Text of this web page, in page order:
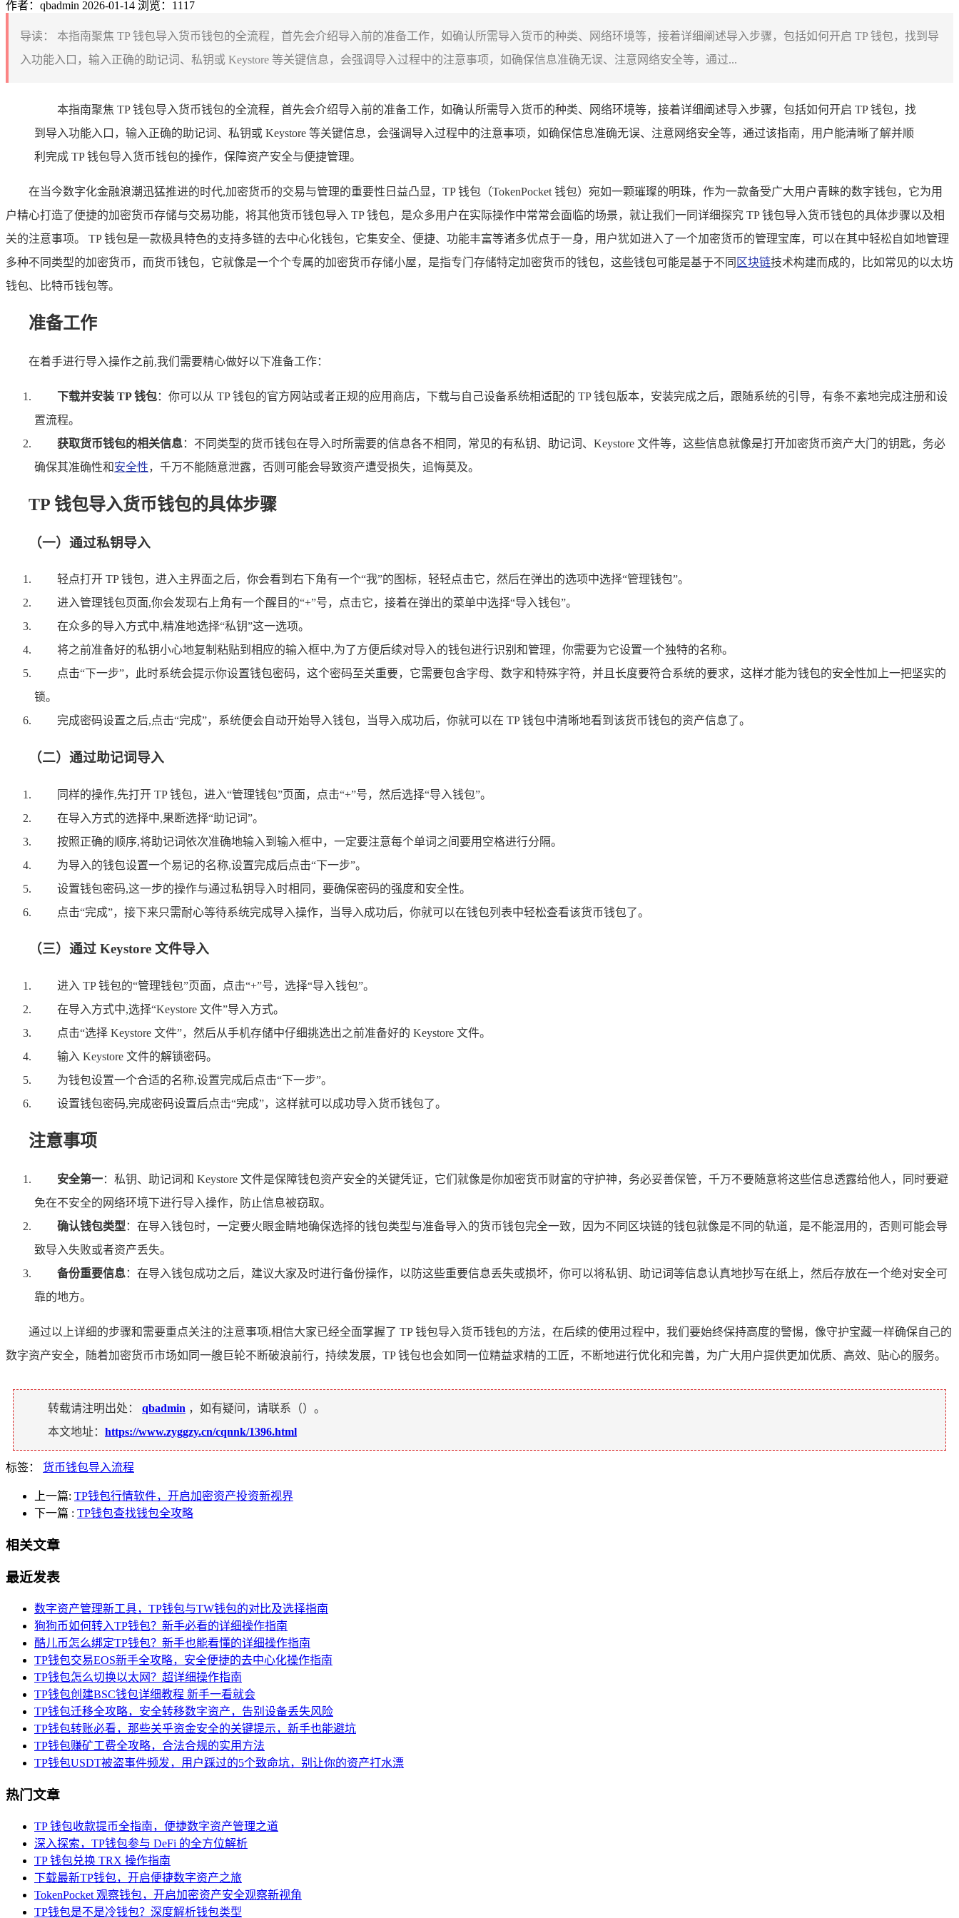
作者：qbadmin 2026-01-14 浏览：1117
导读：
本指南聚焦 TP 钱包导入货币钱包的全流程，首先会介绍导入前的准备工作，如确认所需导入货币的种类、网络环境等，接着详细阐述导入步骤，包括如何开启 TP 钱包，找到导
入功能入口，输入正确的助记词、私钥或 Keystore 等关键信息，会强调导入过程中的注意事项，如确保信息准确无误、注意网络安全等，通过...
本指南聚焦 TP 钱包导入货币钱包的全流程，首先会介绍导入前的准备工作，如确认所需导入货币的种类、网络环境等，接着详细阐述导入步骤，包括如何开启 TP 钱包，找
到导入功能入口，输入正确的助记词、私钥或 Keystore 等关键信息，会强调导入过程中的注意事项，如确保信息准确无误、注意网络安全等，通过该指南，用户能清晰了解并顺
利完成 TP 钱包导入货币钱包的操作，保障资产安全与便捷管理。
在当今数字化金融浪潮迅猛推进的时代,加密货币的交易与管理的重要性日益凸显，TP 钱包（TokenPocket 钱包）宛如一颗璀璨的明珠，作为一款备受广大用户青睐的数字钱包，它为用
户精心打造了便捷的加密货币存储与交易功能，将其他货币钱包导入 TP 钱包，是众多用户在实际操作中常常会面临的场景，就让我们一同详细探究 TP 钱包导入货币钱包的具体步骤以及相
关的注意事项。 TP 钱包是一款极具特色的支持多链的去中心化钱包，它集安全、便捷、功能丰富等诸多优点于一身，用户犹如进入了一个加密货币的管理宝库，可以在其中轻松自如地管理
多种不同类型的加密货币，而货币钱包，它就像是一个个专属的加密货币存储小屋，是指专门存储特定加密货币的钱包，这些钱包可能是基于不同 区块链技术构建而成的，比如常见的以太坊
钱包、比特币钱包等。
准备工作
在着手进行导入操作之前,我们需要精心做好以下准备工作：
下载并安装 TP 钱包：你可以从 TP 钱包的官方网站或者正规的应用商店，下载与自己设备系统相适配的 TP 钱包版本，安装完成之后，跟随系统的引导，有条不紊地完成注册和设
置流程。
获取货币钱包的相关信息：不同类型的货币钱包在导入时所需要的信息各不相同，常见的有私钥、助记词、Keystore 文件等，这些信息就像是打开加密货币资产大门的钥匙，务必
确保其准确性和安全性，千万不能随意泄露，否则可能会导致资产遭受损失，追悔莫及。
TP 钱包导入货币钱包的具体步骤
（一）通过私钥导入
轻点打开 TP 钱包，进入主界面之后，你会看到右下角有一个“我”的图标，轻轻点击它，然后在弹出的选项中选择“管理钱包”。
进入管理钱包页面,你会发现右上角有一个醒目的“+”号，点击它，接着在弹出的菜单中选择“导入钱包”。
在众多的导入方式中,精准地选择“私钥”这一选项。
将之前准备好的私钥小心地复制粘贴到相应的输入框中,为了方便后续对导入的钱包进行识别和管理，你需要为它设置一个独特的名称。
点击“下一步”，此时系统会提示你设置钱包密码，这个密码至关重要，它需要包含字母、数字和特殊字符，并且长度要符合系统的要求，这样才能为钱包的安全性加上一把坚实的
锁。
完成密码设置之后,点击“完成”，系统便会自动开始导入钱包，当导入成功后，你就可以在 TP 钱包中清晰地看到该货币钱包的资产信息了。
（二）通过助记词导入
同样的操作,先打开 TP 钱包，进入“管理钱包”页面，点击“+”号，然后选择“导入钱包”。
在导入方式的选择中,果断选择“助记词”。
按照正确的顺序,将助记词依次准确地输入到输入框中，一定要注意每个单词之间要用空格进行分隔。
为导入的钱包设置一个易记的名称,设置完成后点击“下一步”。
设置钱包密码,这一步的操作与通过私钥导入时相同，要确保密码的强度和安全性。
点击“完成”，接下来只需耐心等待系统完成导入操作，当导入成功后，你就可以在钱包列表中轻松查看该货币钱包了。
（三）通过 Keystore 文件导入
进入 TP 钱包的“管理钱包”页面，点击“+”号，选择“导入钱包”。
在导入方式中,选择“Keystore 文件”导入方式。
点击“选择 Keystore 文件”，然后从手机存储中仔细挑选出之前准备好的 Keystore 文件。
输入 Keystore 文件的解锁密码。
为钱包设置一个合适的名称,设置完成后点击“下一步”。
设置钱包密码,完成密码设置后点击“完成”，这样就可以成功导入货币钱包了。
注意事项
安全第一：私钥、助记词和 Keystore 文件是保障钱包资产安全的关键凭证，它们就像是你加密货币财富的守护神，务必妥善保管，千万不要随意将这些信息透露给他人，同时要避
免在不安全的网络环境下进行导入操作，防止信息被窃取。
确认钱包类型 ：在导入钱包时，一定要火眼金睛地确保选择的钱包类型与准备导入的货币钱包完全一致，因为不同区块链的钱包就像是不同的轨道，是不能混用的，否则可能会导
致导入失败或者资产丢失。
备份重要信息：在导入钱包成功之后，建议大家及时进行备份操作，以防这些重要信息丢失或损坏，你可以将私钥、助记词等信息认真地抄写在纸上，然后存放在一个绝对安全可
靠的地方。
通过以上详细的步骤和需要重点关注的注意事项,相信大家已经全面掌握了 TP 钱包导入货币钱包的方法，在后续的使用过程中，我们要始终保持高度的警惕，像守护宝藏一样确保自己的
数字资产安全，随着加密货币市场如同一艘巨轮不断破浪前行，持续发展，TP 钱包也会如同一位精益求精的工匠，不断地进行优化和完善，为广大用户提供更加优质、高效、贴心的服务。
转载请注明出处： qbadmin ，如有疑问，请联系（）。
本文地址： https://www.zyggzy.cn/cqnnk/1396.html
标签： 货币钱包导入流程
上一篇: TP钱包行情软件，开启加密资产投资新视界
下一篇 : TP钱包查找钱包全攻略
相关文章
最近发表
数字资产管理新工具，TP钱包与TW钱包的对比及选择指南
狗狗币如何转入TP钱包？新手必看的详细操作指南
酷儿币怎么绑定TP钱包？新手也能看懂的详细操作指南
TP钱包交易EOS新手全攻略，安全便捷的去中心化操作指南
TP钱包怎么切换以太网？超详细操作指南
TP钱包创建BSC钱包详细教程 新手一看就会
TP钱包迁移全攻略，安全转移数字资产，告别设备丢失风险
TP钱包转账必看，那些关乎资金安全的关键提示，新手也能避坑
TP钱包赚矿工费全攻略，合法合规的实用方法
TP钱包USDT被盗事件频发，用户踩过的5个致命坑，别让你的资产打水漂
热门文章
TP 钱包收款提币全指南，便捷数字资产管理之道
深入探索，TP钱包参与 DeFi 的全方位解析
TP 钱包兑换 TRX 操作指南
下载最新TP钱包，开启便捷数字资产之旅
TokenPocket 观察钱包，开启加密资产安全观察新视角
TP钱包是不是冷钱包？深度解析钱包类型